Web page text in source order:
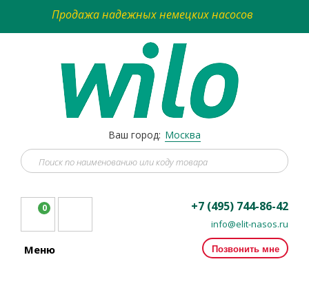
Продажа надежных немецких насосов
Ваш город: Москва
0 +7 (495) 744-86-42
info@elit-nasos.ru
Позвонить мне
Меню